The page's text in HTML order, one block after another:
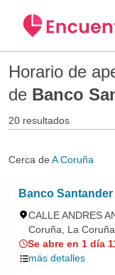
Horario de
de Banco
20 resultados
Cerca de A Coruña
Banco Santander
CALLE ANDRES
Coruña, La Coruña
Se abre en 1 día
más detalles